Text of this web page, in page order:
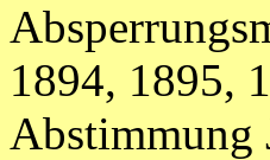
1894, 1895,
Abstimmung